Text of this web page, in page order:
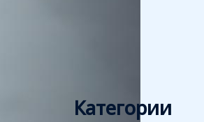
Категории